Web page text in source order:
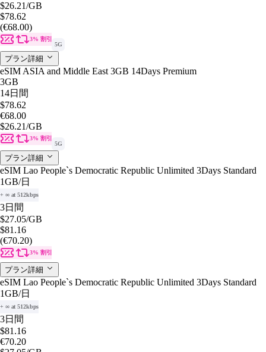
$26.21/GB
$78.62
(€68.00)
3% 割引
5G
プラン詳細
eSIM ASIA and Middle East 3GB 14Days Premium
3GB
14日間
$78.62
€68.00
$26.21/GB
3% 割引
5G
プラン詳細
eSIM Lao People`s Democratic Republic Unlimited 3Days Standard
1GB/日
+ ∞ at 512kbps
3日間
$27.05/GB
$81.16
(€70.20)
3% 割引
プラン詳細
eSIM Lao People`s Democratic Republic Unlimited 3Days Standard
1GB/日
+ ∞ at 512kbps
3日間
$81.16
€70.20